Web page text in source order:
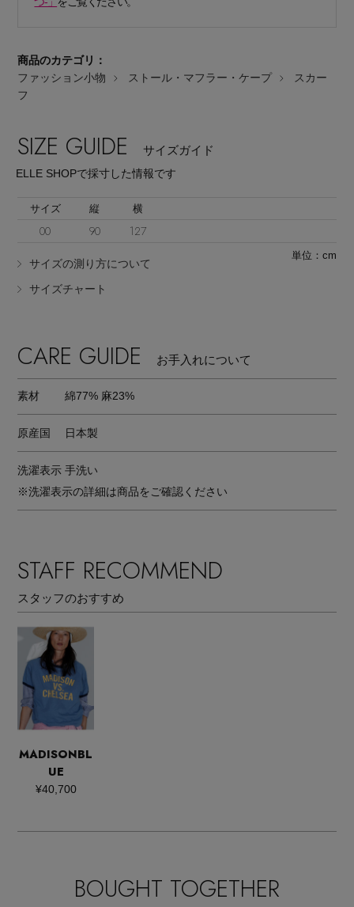
Stay inthe Loop
商品のカテゴリ：
ファッション小物
ストール・マフラー・ケープ
スカー
フ
SIZE GUIDE サイズガイド
ELLE SHOPで採寸した情報です
サイズ 縦 横
00 90 127
サイズの測り方について
サイズチャート
単位：cm
CARE GUIDE お手入れについて
素材 綿77% 麻23%
原産国 日本製
洗濯表示 手洗い
※洗濯表示の詳細は商品をご確認ください
STAFF RECOMMEND
スタッフのおすすめ
MADISONBL
UE
¥40,700
BOUGHT TOGETHER